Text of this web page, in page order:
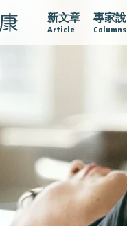
新文章
Article
專家說
Columns
守護腺在 疫情保衛戰